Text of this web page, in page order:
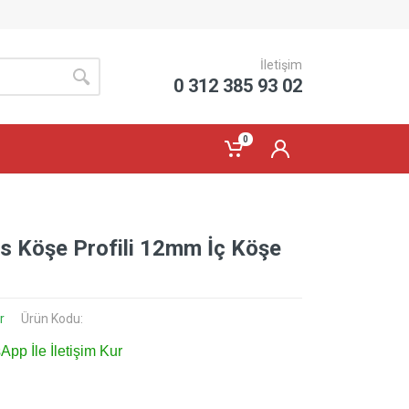
İletişim
0 312 385 93 02
0
Köşe Profili 12mm İç Köşe
Ürün Kodu:
İle İletişim Kur